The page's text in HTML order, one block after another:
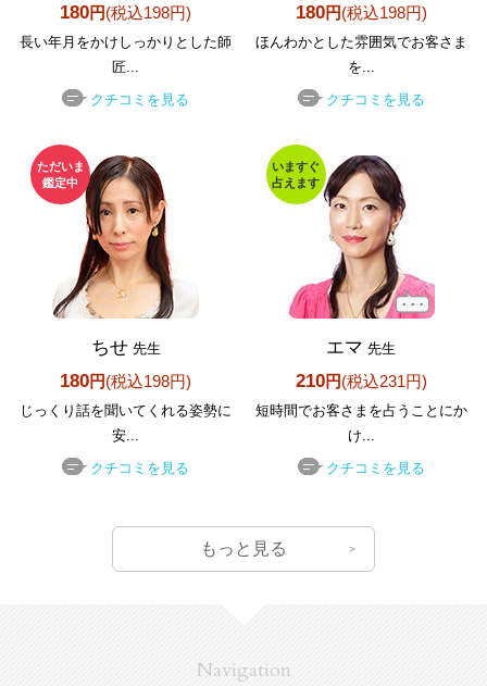
180円(税込198円)
長い年月をかけしっかりとした師
匠...
クチコミを見る
180円(税込198円)
ほんわかとした雰囲気でお客さま
を...
クチコミを見る
ただいま
鑑定中
ちせ 先生
180円(税込198円)
じっくり話を聞いてくれる姿勢に
安...
クチコミを見る
いますぐ
占えます
エマ 先生
210円(税込231円)
短時間でお客さまを占うことにか
け...
クチコミを見る
もっと見る
Navigation